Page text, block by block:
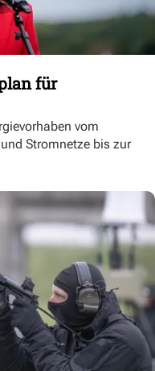
für
vom
Stromnetze bis zur